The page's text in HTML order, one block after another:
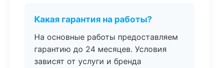
Какая гарантия на работы?
На основные работы предоставляем
гарантию до 24 месяцев. Условия
зависят от услуги и бренда